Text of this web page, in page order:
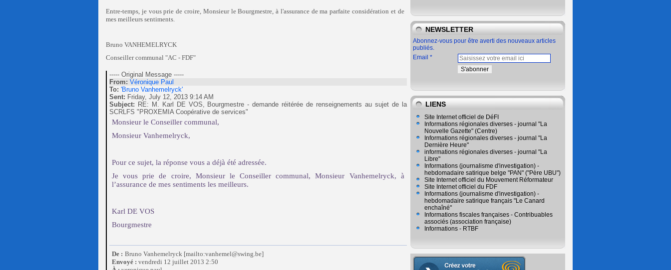
Entre-temps, je vous prie de croire, Monsieur le Bourgmestre, à l'assurance de ma parfaite considération et de
mes meilleurs sentiments.
Bruno VANHEMELRYCK
Conseiller communal "AC - FDF"
----- Original Message -----
From: Véronique Paul
To: 'Bruno Vanhemelryck'
Sent: Friday, July 12, 2013 9:14 AM
Subject: RE: M. Karl DE VOS, Bourgmestre - demande réitérée de renseignements au sujet de la
SCRLFS "PROXEMIA Coopérative de services"
Monsieur le Conseiller communal,
Monsieur Vanhemelryck,
Pour ce sujet, la réponse vous a déjà été adressée.
Je vous prie de croire, Monsieur le Conseiller communal, Monsieur Vanhemelryck, à
l’assurance de mes sentiments les meilleurs.
Karl DE VOS
Bourgmestre
De : Bruno Vanhemelryck [mailto:vanhemel@swing.be]
Envoyé : vendredi 12 juillet 2013 2:50
NEWSLETTER
Abonnez-vous pour être averti des nouveaux articles
publiés.
Email
LIENS
Site Internet officiel de DéFI
Informations régionales diverses - journal "La
Nouvelle Gazette" (Centre)
Informations régionales diverses - journal "La
Dernière Heure"
informations régionales diverses - journal "La
Libre"
Informations (journalisme d'investigation) -
hebdomadaire satirique belge "PAN" ("Père UBU")
Site Internet officiel du Mouvement Réformateur
Site Internet officiel du FDF
Informations (journalisme d'investigation) -
hebdomadaire satirique français "Le Canard
enchaîné"
Informations fiscales françaises - Contribuables
associés (association française)
Informations - RTBF